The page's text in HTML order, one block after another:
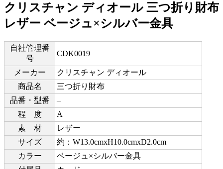
クリスチャン ディオール 三つ折り財布
レザー ベージュ×シルバー金具
自社管理番
号
CDK0019
メーカー
クリスチャン ディオール
商品名
三つ折り財布
品番・型番
–
程 度
A
素 材
レザー
サイズ
約：W13.0cmxH10.0cmxD2.0cm
カラー
ベージュ×シルバー金具